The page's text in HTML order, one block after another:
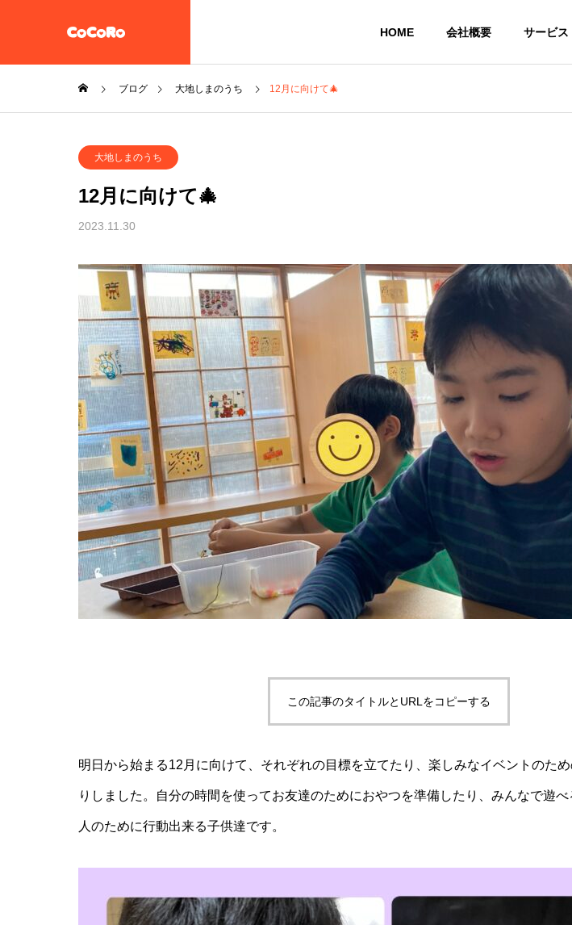
HOME 会社概要 サービス
ーム【CoCoRoホーム】
放課後等デイサービス 大地
一般社団法人 誠樹会
教え子達の居場所
を作るという想い
放課後等デイサービス
大地
共同生活に
環境を提供
共同生活援助グルー
ホーム CoCoRoホ
ブログ 大地しまのうち 12月に向けて🎄
大地しまのうち
12月に向けて🎄
2023.11.30
この記事のタイトルとURLをコピーする
明日から始まる12月に向けて、それぞれの目標を立てたり、楽しみなイベントのた
りしました。自分の時間を使ってお友達のためにおやつを準備したり、みんなで遊べ
人のために行動出来る子供達です。